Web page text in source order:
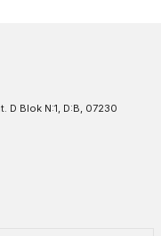
D Blok N:1, D:B, 07230